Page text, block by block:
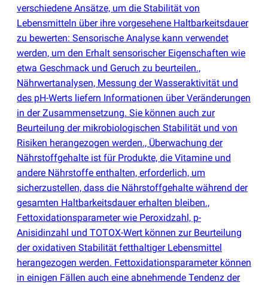
verschiedene Ansätze, um die Stabilität von
Lebensmitteln über ihre vorgesehene Haltbarkeitsdauer
zu bewerten: Sensorische Analyse kann verwendet
werden, um den Erhalt sensorischer Eigenschaften wie
etwa Geschmack und Geruch zu beurteilen.,
Nährwertanalysen, Messung der Wasseraktivität und
des pH-Werts liefern Informationen über Veränderungen
in der Zusammensetzung. Sie können auch zur
Beurteilung der mikrobiologischen Stabilität und von
Risiken herangezogen werden., Überwachung der
Nährstoffgehalte ist für Produkte, die Vitamine und
andere Nährstoffe enthalten, erforderlich, um
sicherzustellen, dass die Nährstoffgehalte während der
gesamten Haltbarkeitsdauer erhalten bleiben.,
Fettoxidationsparameter wie Peroxidzahl, p-
Anisidinzahl und TOTOX-Wert können zur Beurteilung
der oxidativen Stabilität fetthaltiger Lebensmittel
herangezogen werden. Fettoxidationsparameter können
in einigen Fällen auch eine abnehmende Tendenz der